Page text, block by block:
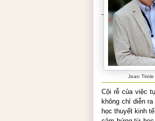
Jean
Cội rễ của việc
không chỉ diễn
học thuyết kinh